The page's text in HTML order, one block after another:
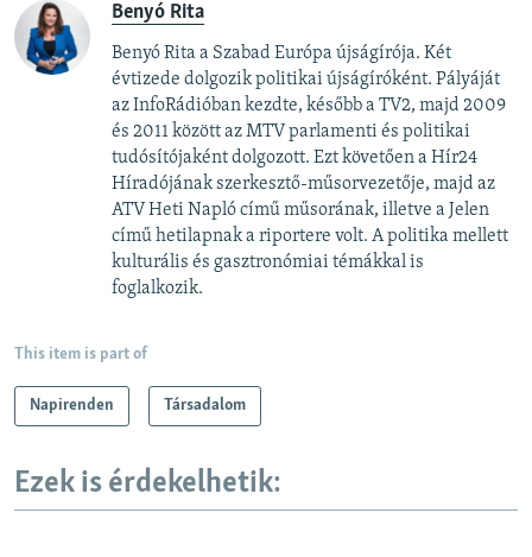
Benyó Rita
Benyó Rita a Szabad Európa újságírója. Két
évtizede dolgozik politikai újságíróként. Pályáját
az InfoRádióban kezdte, később a TV2, majd 2009
és 2011 között az MTV parlamenti és politikai
tudósítójaként dolgozott. Ezt követően a Hír24
Híradójának szerkesztő-műsorvezetője, majd az
ATV Heti Napló című műsorának, illetve a Jelen
című hetilapnak a riportere volt. A politika mellett
kulturális és gasztronómiai témákkal is
foglalkozik.
This item is part of
Napirenden Társadalom
Ezek is érdekelhetik: